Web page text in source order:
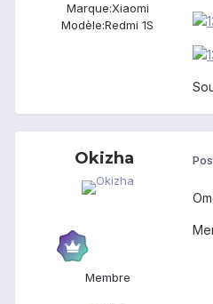
Marque:Xiaomi
Modèle:Redmi 1S
Okizha
Membre